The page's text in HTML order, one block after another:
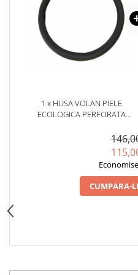
Marcaje si Echipamente de
Siguranta
Accesorii Cabina Camion
Echipamente Electrice si
Uleiuri si Lichide Auto
Aditivi DPF, Sistem Racire si
Antigel
Spray Curatare Frane
1 x HUSA VOLAN PIELE
ECOLOGICA PERFORATA
CUMPARA-